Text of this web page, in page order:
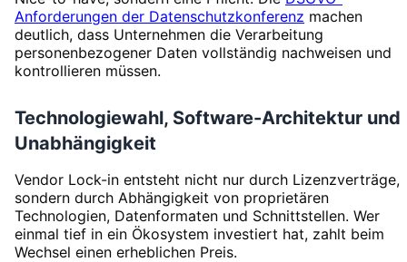
Anforderungen der Datenschutzkonferenz machen
deutlich, dass Unternehmen die Verarbeitung
personenbezogener Daten vollständig nachweisen und
kontrollieren müssen.
Technologiewahl, Software-Architektur und
Unabhängigkeit
Vendor Lock-in entsteht nicht nur durch Lizenzverträge,
sondern durch Abhängigkeit von proprietären
Technologien, Datenformaten und Schnittstellen. Wer
einmal tief in ein Ökosystem investiert hat, zahlt beim
Wechsel einen erheblichen Preis.